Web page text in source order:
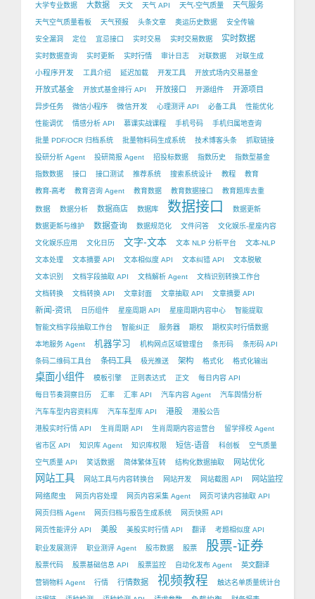
大学专业数据 大数据 天文 天气 API 天气-空气质量 天气服务
天气空气质量看板 天气预报 头条文章 奥运历史数据 安全传输
安全漏洞 定位 宜忌接口 实时交易 实时交易数据 实时数据
实时数据查询 实时更新 实时行情 审计日志 对联数据 对联生成
小程序开发 工具介绍 延迟加载 开发工具 开放式场内交易基金
开放式基金 开放式基金排行 API 开放接口 开源组件 开源项目
异步任务 微信小程序 微信开发 心理测评 API 必备工具 性能优化
性能调优 情感分析 API 慕课实战课程 手机号码 手机归属地查询
批量 PDF/OCR 归档系统 批量物料码生成系统 技术博客头条 抓取链接
投研分析 Agent 投研简报 Agent 招投标数据 指数历史 指数型基金
指数数据 接口 接口测试 推荐系统 搜索系统设计 教程 教育
教育-高考 教育咨询 Agent 教育数据 教育数据接口 教育题库去重
数据 数据分析 数据商店 数据库 数据接口 数据更新
数据更新与维护 数据查询 数据规范化 文件问答 文化娱乐-星座内容
文化娱乐应用 文化日历 文字-文本 文本 NLP 分析平台 文本-NLP
文本处理 文本摘要 API 文本相似度 API 文本纠错 API 文本脱敏
文本识别 文档字段抽取 API 文档解析 Agent 文档识别转换工作台
文档转换 文档转换 API 文章封面 文章抽取 API 文章摘要 API
新闻-资讯 日历组件 星座周期 API 星座周期内容中心 智能提取
智能文档字段抽取工作台 智能纠正 服务器 期权 期权实时行情数据
本地服务 Agent 机器学习 机构网点区域管理台 条形码 条形码 API
条码二维码工具台 条码工具 极光推送 架构 格式化 格式化输出
桌面小组件 模板引擎 正则表达式 正文 每日内容 API
每日节奏洞察日历 汇率 汇率 API 汽车内容 Agent 汽车舆情分析
汽车车型内容资料库 汽车车型库 API 港股 港股公告
港股实时行情 API 生肖周期 API 生肖周期内容运营台 留学择校 Agent
省市区 API 知识库 Agent 知识库权限 短信-语音 科创板 空气质量
空气质量 API 笑话数据 简体繁体互转 结构化数据抽取 网站优化
网站工具 网站工具与内容转换台 网站开发 网站截图 API
网站监控
网络爬虫
网页内容处理 网页内容采集 Agent 网页可读内容抽取 API
网页归档 Agent 网页归档与报告生成系统 网页快照 API
网页性能评分 API 美股 美股实时行情 API 翻译 考题相似度 API
职业发展测评 职业测评 Agent 股市数据 股票 股票-证券
股票代码 股票基础信息 API 股票监控 自动化发布 Agent 英文翻译
营销物料 Agent 行情 行情数据 视频教程 触达名单质量统计台